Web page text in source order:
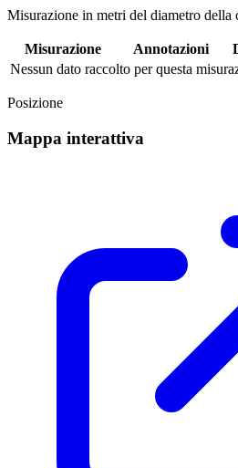
Misurazione in metri del diametro della
Misurazione Annotazioni
Nessun dato raccolto per questa
Posizione
Mappa interattiva